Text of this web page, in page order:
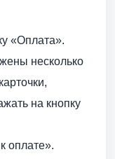
«Оплата».
несколько
на кнопку
оплате».